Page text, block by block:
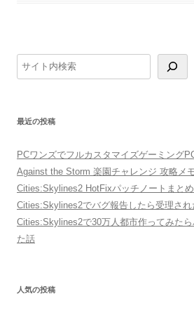
検
索
最近の投稿
PCワンズでフルカスタマイズゲーミング
Against the Storm 楽園チャレンジ 攻略メ
Cities:Skylines2 HotFixパッチノートまとめ
Cities:Skylines2でバグ報告したら受理され
Cities:Skylines2で30万人都市作ってみた
た話
人気の投稿